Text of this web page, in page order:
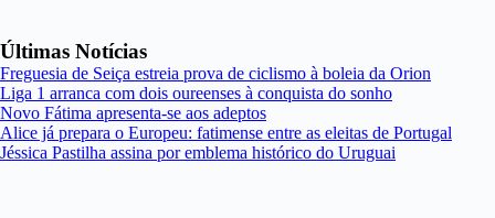
Últimas Notícias
Freguesia de Seiça estreia prova de ciclismo à boleia da Orion
Liga 1 arranca com dois oureenses à conquista do sonho
Novo Fátima apresenta-se aos adeptos
Alice já prepara o Europeu: fatimense entre as eleitas de Portugal
Jéssica Pastilha assina por emblema histórico do Uruguai